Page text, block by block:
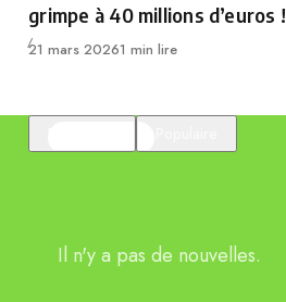
grimpe à 40 millions d’euros !
Publié
21 mars 20261 min lire
Il n'y a pas de nouvelles.